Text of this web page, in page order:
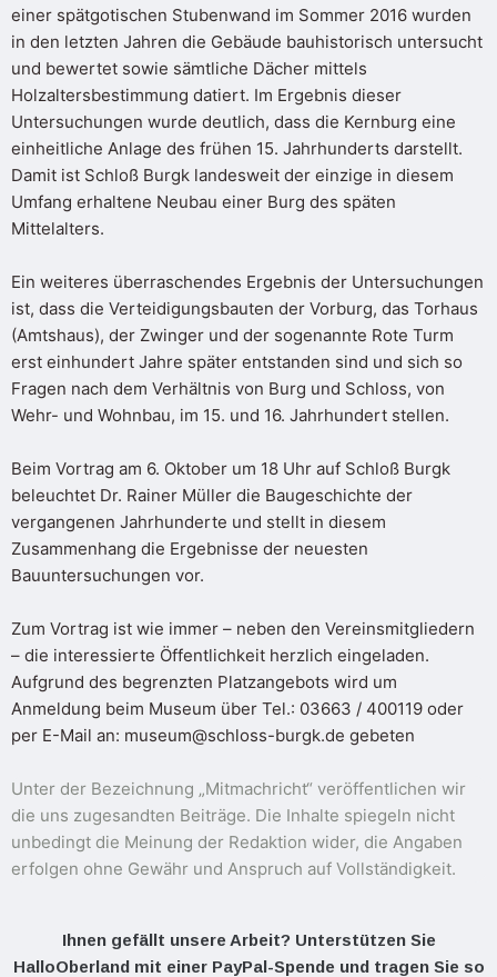
einer spätgotischen Stubenwand im Sommer 2016 wurden
in den letzten Jahren die Gebäude bauhistorisch untersucht
und bewertet sowie sämtliche Dächer mittels
Holzaltersbestimmung datiert. Im Ergebnis dieser
Untersuchungen wurde deutlich, dass die Kernburg eine
einheitliche Anlage des frühen 15. Jahrhunderts darstellt.
Damit ist Schloß Burgk landesweit der einzige in diesem
Umfang erhaltene Neubau einer Burg des späten
Mittelalters.
Ein weiteres überraschendes Ergebnis der Untersuchungen
ist, dass die Verteidigungsbauten der Vorburg, das Torhaus
(Amtshaus), der Zwinger und der sogenannte Rote Turm
erst einhundert Jahre später entstanden sind und sich so
Fragen nach dem Verhältnis von Burg und Schloss, von
Wehr- und Wohnbau, im 15. und 16. Jahrhundert stellen.
Beim Vortrag am 6. Oktober um 18 Uhr auf Schloß Burgk
beleuchtet Dr. Rainer Müller die Baugeschichte der
vergangenen Jahrhunderte und stellt in diesem
Zusammenhang die Ergebnisse der neuesten
Bauuntersuchungen vor.
Zum Vortrag ist wie immer – neben den Vereinsmitgliedern
– die interessierte Öffentlichkeit herzlich eingeladen.
Aufgrund des begrenzten Platzangebots wird um
Anmeldung beim Museum über Tel.: 03663 / 400119 oder
per E-Mail an: museum@schloss-burgk.de gebeten
Unter der Bezeichnung „Mitmachricht“ veröffentlichen wir
die uns zugesandten Beiträge. Die Inhalte spiegeln nicht
unbedingt die Meinung der Redaktion wider, die Angaben
erfolgen ohne Gewähr und Anspruch auf Vollständigkeit.
Ihnen gefällt unsere Arbeit? Unterstützen Sie
HalloOberland mit einer PayPal-Spende und tragen Sie so